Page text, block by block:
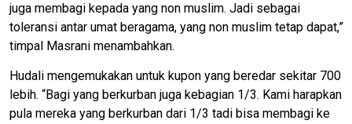
juga membagi kepada yang non muslim. Jadi sebagai
toleransi antar umat beragama, yang non muslim tetap dapat,”
timpal Masrani menambahkan.
Hudali mengemukakan untuk kupon yang beredar sekitar 700
lebih. “Bagi yang berkurban juga kebagian 1/3. Kami harapkan
pula mereka yang berkurban dari 1/3 tadi bisa membagi ke